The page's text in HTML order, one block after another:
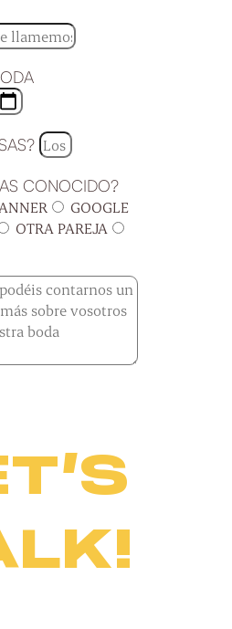
CONOCIDO?
GOOGLE
OTRA PAREJA